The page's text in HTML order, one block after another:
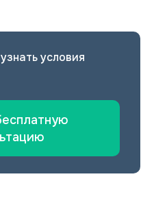
условия